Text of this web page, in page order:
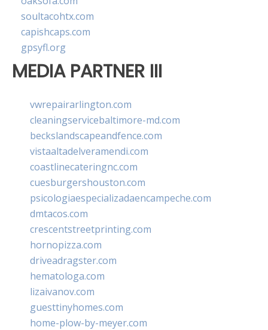
soultacohtx.com
capishcaps.com
gpsyfl.org
MEDIA PARTNER III
vwrepairarlington.com
cleaningservicebaltimore-md.com
beckslandscapeandfence.com
vistaaltadelveramendi.com
coastlinecateringnc.com
cuesburgershouston.com
psicologiaespecializadaencampeche.com
dmtacos.com
crescentstreetprinting.com
hornopizza.com
driveadragster.com
hematologa.com
lizaivanov.com
guesttinyhomes.com
home-plow-by-meyer.com